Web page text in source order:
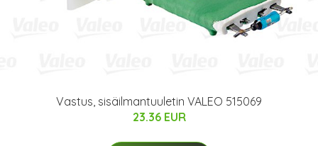
Vastus, sisäilmantuuletin VALEO 515069
23.36 EUR